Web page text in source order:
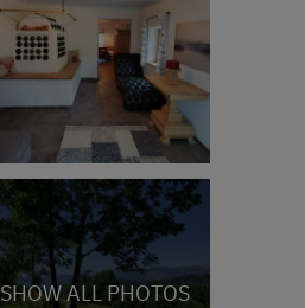
SHOW ALL PHOTOS